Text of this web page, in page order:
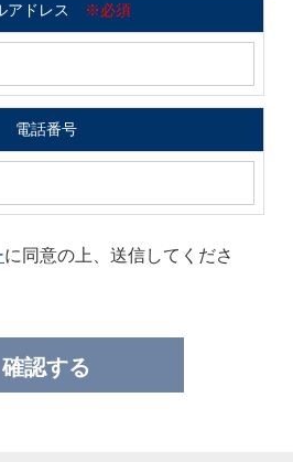
アドレス ※必須
電話番号
に同意の上、送信してくださ